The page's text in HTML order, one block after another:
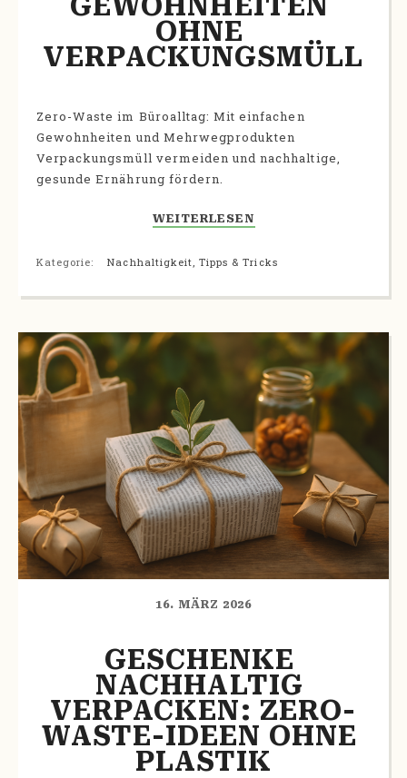
OHNE
VERPACKUNGSMÜLL
Zero-Waste im Büroalltag: Mit einfachen
Gewohnheiten und Mehrwegprodukten
Verpackungsmüll vermeiden und nachhaltige,
gesunde Ernährung fördern.
WEITERLESEN
Kategorie: Nachhaltigkeit ,Tipps & Tricks
16. MÄRZ 2026
GESCHENKE
NACHHALTIG
VERPACKEN: ZERO-
WASTE-IDEEN OHNE
PLASTIK